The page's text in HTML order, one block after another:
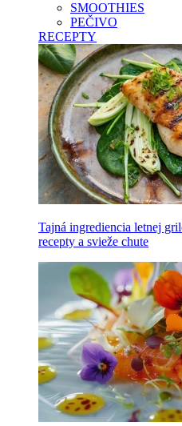
SMOOTHIES
PEČIVO
RECEPTY
Tajná ingrediencia letnej
recepty a svieže chute